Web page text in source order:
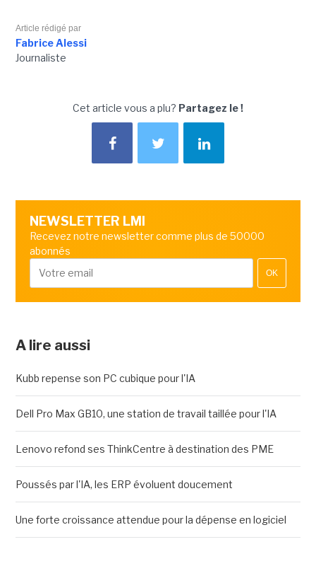
Article rédigé par
Fabrice Alessi
Journaliste
Cet article vous a plu? Partagez le !
NEWSLETTER LMI
Recevez notre newsletter comme plus de 50000
abonnés
OK
A lire aussi
Kubb repense son PC cubique pour l'IA
Dell Pro Max GB10, une station de travail taillée pour l'IA
Lenovo refond ses ThinkCentre à destination des PME
Poussés par l'IA, les ERP évoluent doucement
Une forte croissance attendue pour la dépense en logiciel